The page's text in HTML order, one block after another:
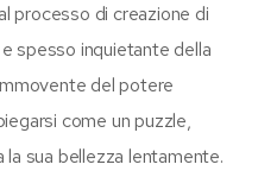
processo di creazione di
spesso inquietante della
del potere
come un puzzle,
sua bellezza lentamente.